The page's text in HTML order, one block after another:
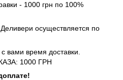
- 1000 грн по 100%
осуществляется по
вами время доставки.
1000 ГРН